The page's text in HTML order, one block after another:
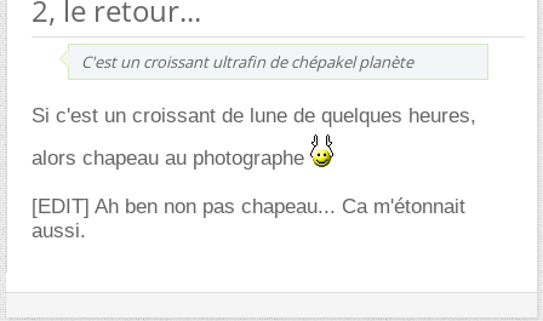
2, le retour...
C'est un croissant ultrafin de chépakel planète
Si c'est un croissant de lune de quelques heures,
alors chapeau au photographe
[EDIT] Ah ben non pas chapeau... Ca m'étonnait
aussi.